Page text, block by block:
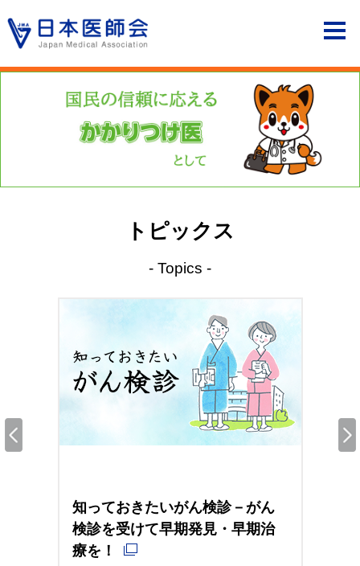
トピックス
- Topics -
知っておきたいがん検診－がん
検診を受けて早期発見・早期治
療を！